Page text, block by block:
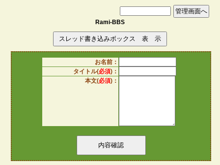
Rami-BBS
お名前：
タイトル(必須)：
本文(必須)：